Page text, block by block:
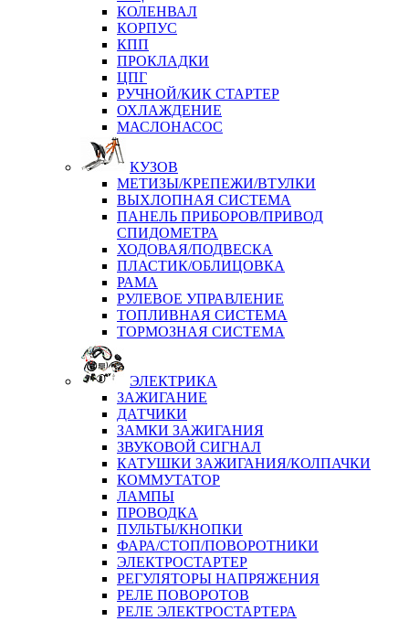
КОЛЕНВАЛ
КОРПУС
КПП
ПРОКЛАДКИ
ЦПГ
РУЧНОЙ/КИК СТАРТЕР
ОХЛАЖДЕНИЕ
МАСЛОНАСОС
КУЗОВ
МЕТИЗЫ/КРЕПЕЖИ/ВТУЛКИ
ВЫХЛОПНАЯ СИСТЕМА
ПАНЕЛЬ ПРИБОРОВ/ПРИВОД
СПИДОМЕТРА
ХОДОВАЯ/ПОДВЕСКА
ПЛАСТИК/ОБЛИЦОВКА
РАМА
РУЛЕВОЕ УПРАВЛЕНИЕ
ТОПЛИВНАЯ СИСТЕМА
ТОРМОЗНАЯ СИСТЕМА
ЭЛЕКТРИКА
ЗАЖИГАНИЕ
ДАТЧИКИ
ЗАМКИ ЗАЖИГАНИЯ
ЗВУКОВОЙ СИГНАЛ
КАТУШКИ ЗАЖИГАНИЯ/КОЛПАЧКИ
КОММУТАТОР
ЛАМПЫ
ПРОВОДКА
ПУЛЬТЫ/КНОПКИ
ФАРА/СТОП/ПОВОРОТНИКИ
ЭЛЕКТРОСТАРТЕР
РЕГУЛЯТОРЫ НАПРЯЖЕНИЯ
РЕЛЕ ПОВОРОТОВ
РЕЛЕ ЭЛЕКТРОСТАРТЕРА